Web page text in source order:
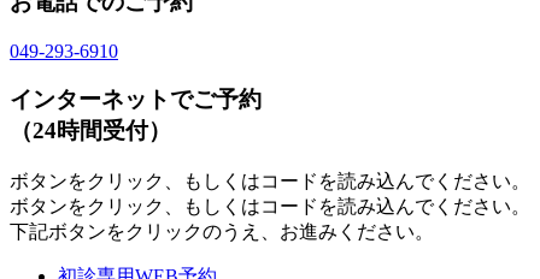
049-293-6910
インターネットでご予約
（24時間受付）
ボタンをクリック、もしくはコードを読み込んでください。
ボタンをクリック、もしくはコードを読み込んでください。
下記ボタンをクリックのうえ、お進みください。